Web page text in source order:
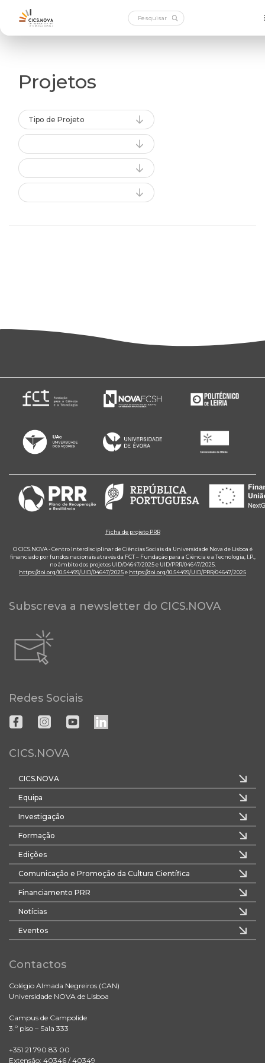
Projetos
Tipo de Projeto
Ficha de projeto PRR
O CICS.NOVA - Centro Interdisciplinar de Ciências Sociais da Universidade Nova de Lisboa é
financiado por fundos nacionais através da FCT – Fundação para a Ciência e a Tecnologia, I.P.,
no âmbito dos projetos UID/04647/2025 e UID/PRR/04647/2025.
https://doi.org/10.54499/UID/04647/2025e https://doi.org/10.54499/UID/PRR/04647/2025
Subscreva a newsletter do CICS.NOVA
Redes Sociais
CICS.NOVA
CICS.NOVA
Equipa
Investigação
Formação
Edições
Comunicação e Promoção da Cultura Científica
Financiamento PRR
Notícias
Eventos
Contactos
Colégio Almada Negreiros (CAN)
Universidade NOVA de Lisboa
Campus de Campolide
3.º piso – Sala 333
+351 21 790 83 00
Extensão: 40346 / 40349